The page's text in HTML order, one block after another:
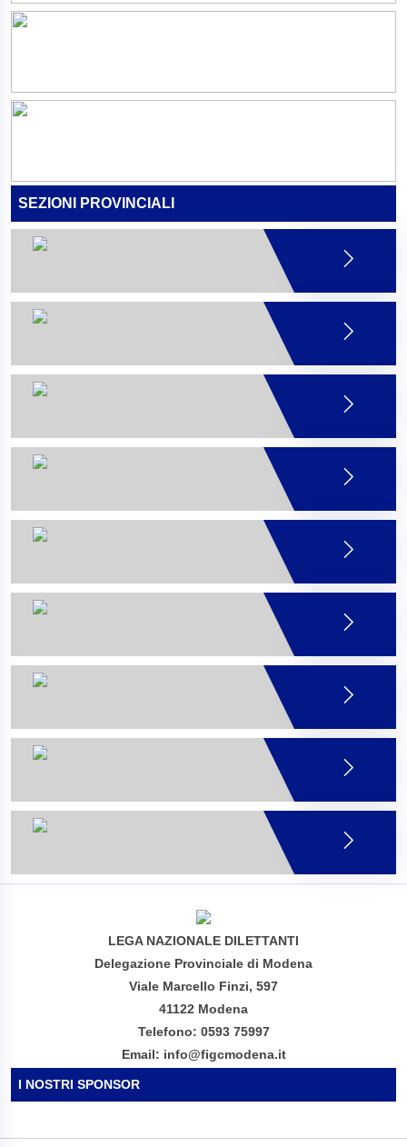
SEZIONI PROVINCIALI
LEGA NAZIONALE DILETTANTI
Delegazione Provinciale di Modena
Viale Marcello Finzi, 597
41122 Modena
Telefono: 0593 75997
Email: info@figcmodena.it
I NOSTRI SPONSOR